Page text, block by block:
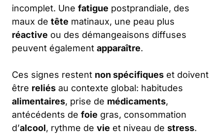
incomplet. Une fatigue postprandiale, des
maux de tête matinaux, une peau plus
réactive ou des démangeaisons diffuses
peuvent également apparaître.
Ces signes restent non spécifiques et doivent
être reliés au contexte global: habitudes
alimentaires, prise de médicaments,
antécédents de foie gras, consommation
d’alcool, rythme de vie et niveau de stress.